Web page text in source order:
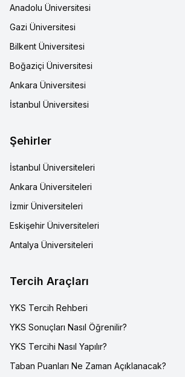
Anadolu Üniversitesi
Gazi Üniversitesi
Bilkent Üniversitesi
Boğaziçi Üniversitesi
Ankara Üniversitesi
İstanbul Üniversitesi
Şehirler
İstanbul Üniversiteleri
Ankara Üniversiteleri
İzmir Üniversiteleri
Eskişehir Üniversiteleri
Antalya Üniversiteleri
Tercih Araçları
YKS Tercih Rehberi
YKS Sonuçları Nasıl Öğrenilir?
YKS Tercihi Nasıl Yapılır?
Taban Puanları Ne Zaman Açıklanacak?